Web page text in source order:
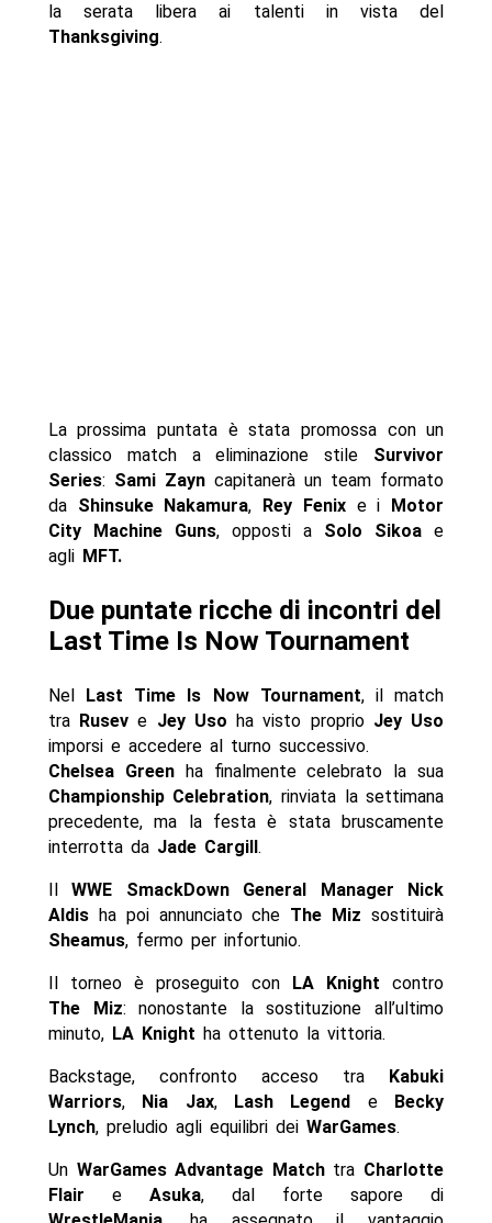
la serata libera ai talenti in vista del
Thanksgiving.
La prossima puntata è stata promossa con un
classico match a eliminazione stile Survivor
Series: Sami Zayncapitanerà un team formato
da Shinsuke Nakamura, Rey Fenixe i
Motor
City Machine Guns, opposti a Solo Sikoa e
agli MFT.
Due puntate ricche di incontri del
Last Time Is Now Tournament
Nel Last Time Is Now Tournament, il match
tra Rusev e Jey Uso ha visto proprio Jey Uso
imporsi e accedere al turno successivo.
Chelsea Greenha finalmente celebrato la sua
Championship Celebration, rinviata la settimana
precedente, ma la festa è stata bruscamente
interrotta da Jade Cargill .
IlWWE SmackDown General Manager
Nick
Aldisha poi annunciato che The Miz sostituirà
Sheamus, fermo per infortunio.
Il torneo è proseguito con LA Knight contro
The Miz: nonostante la sostituzione all’ultimo
minuto, LA Knight ha ottenuto la vittoria.
Backstage, confronto acceso tra
Kabuki
Warriors, Nia Jax, Lash Legend e
Becky
Lynch, preludio agli equilibri dei WarGames.
Un WarGames Advantage Matchtra Charlotte
Flair e Asuka, dal forte sapore di